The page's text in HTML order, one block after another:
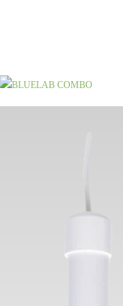
BLUELAB COMBO